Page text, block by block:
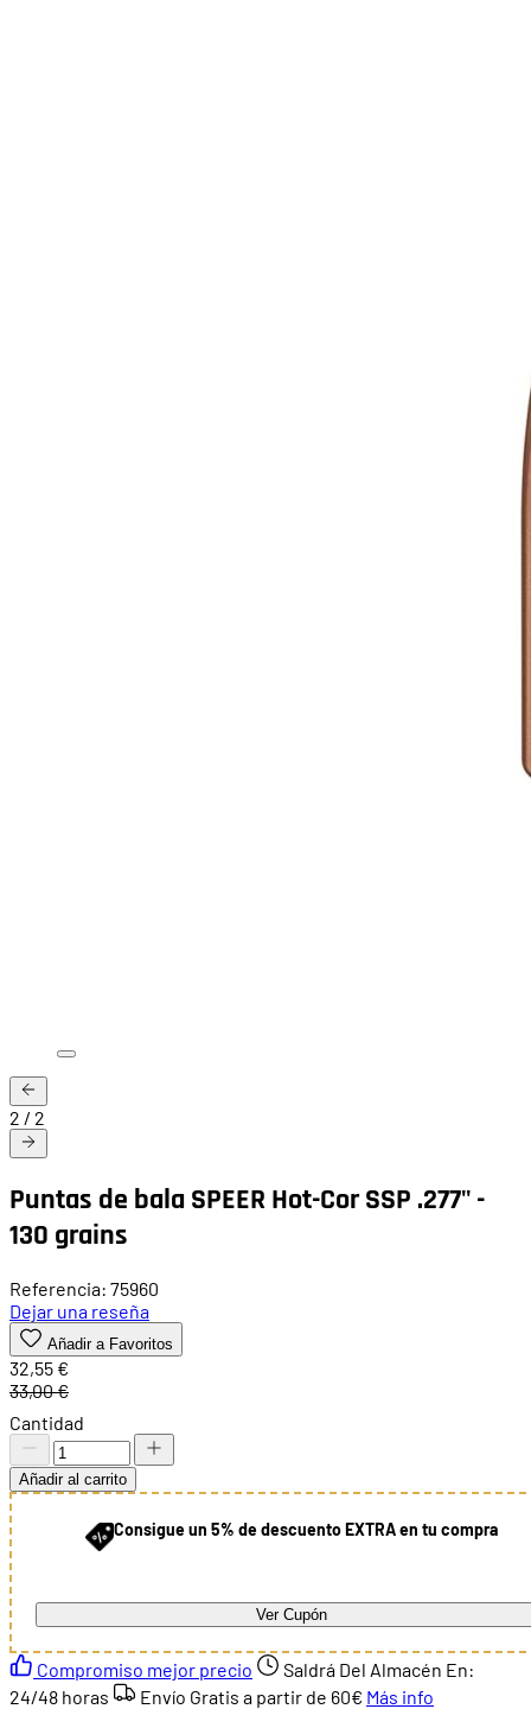
2 / 2
Puntas de bala SPEER Hot-Cor SSP .277" -
130 grains
Referencia: 75960
Dejar una reseña
Añadir a Favoritos
32,55 €
33,00 €
Cantidad
Añadir al carrito
Consigue un 5% de descuento EXTRA en tu compra
Ver Cupón
Compromiso mejor precio
Saldrá Del Almacén En:
24/48 horas
Envío Gratis a partir de 60€ Más info